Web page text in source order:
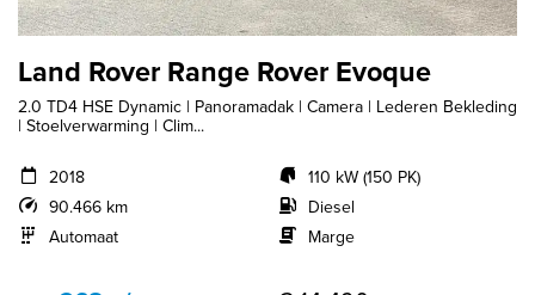
Land Rover Range Rover Evoque
2.0 TD4 HSE Dynamic | Panoramadak | Camera | Lederen Bekleding
| Stoelverwarming | Clim...
2018
90.466 km
Automaat
110 kW (150 PK)
Diesel
Marge